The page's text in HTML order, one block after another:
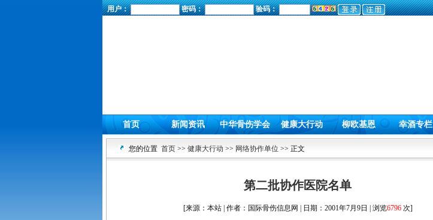
用户： 密码： 验码：
首页 新闻资讯 中华骨伤学会 健康大行动 柳欧基恩 幸酒专栏
您的位置 首页 >> 健康大行动 >> 网络协作单位 >> 正文
第二批协作医院名单
[来源：本站 | 作者：国际骨伤信息网 | 日期：2001年7月9日 | 浏览6796次]